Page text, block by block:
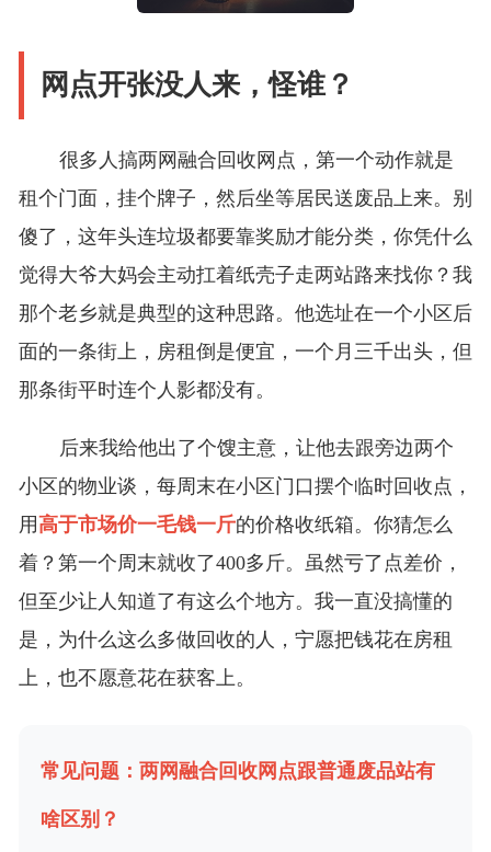
网点开张没人来，怪谁？
很多人搞两网融合回收网点，第一个动作就是
租个门面，挂个牌子，然后坐等居民送废品上来。别
傻了，这年头连垃圾都要靠奖励才能分类，你凭什么
觉得大爷大妈会主动扛着纸壳子走两站路来找你？我
那个老乡就是典型的这种思路。他选址在一个小区后
面的一条街上，房租倒是便宜，一个月三千出头，但
那条街平时连个人影都没有。
后来我给他出了个馊主意，让他去跟旁边两个
小区的物业谈，每周末在小区门口摆个临时回收点，
用高于市场价一毛钱一斤的价格收纸箱。你猜怎么
着？第一个周末就收了400多斤。虽然亏了点差价，
但至少让人知道了有这么个地方。我一直没搞懂的
是，为什么这么多做回收的人，宁愿把钱花在房租
上，也不愿意花在获客上。
常见问题：两网融合回收网点跟普通废品站有
啥区别？